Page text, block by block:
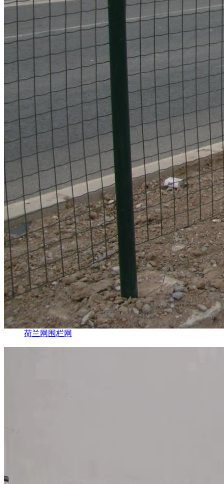
荷兰网围栏网